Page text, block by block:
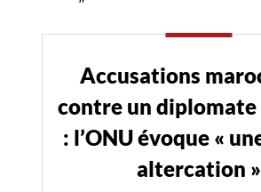
Accusations
contre un diplomate
: l’ONU évoque «
altercation »